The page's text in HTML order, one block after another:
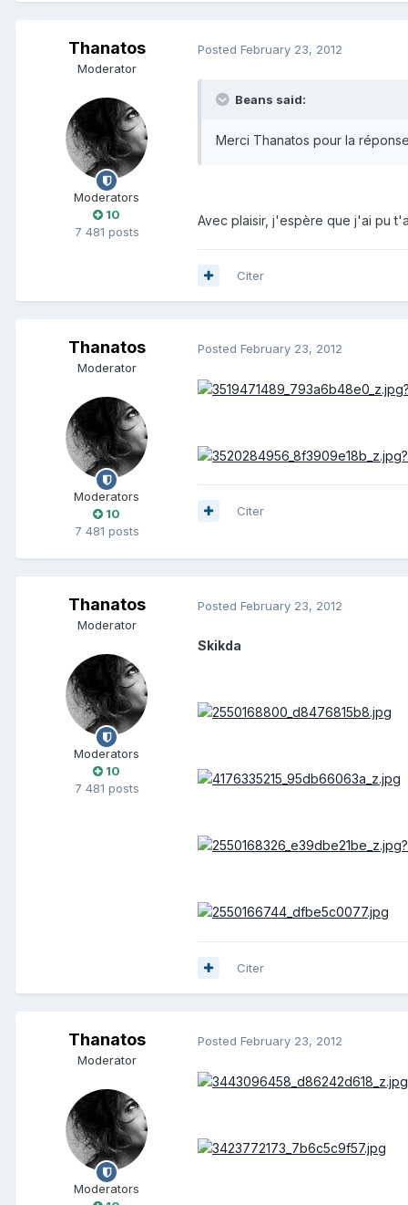
Thanatos
Moderator
Moderators
10
7 481 posts
Posted February 23, 2012
Beans said:
Merci Thanatos pour la
Avec plaisir, j'espère que j'ai pu
Citer
Thanatos
Moderator
Moderators
10
7 481 posts
Posted February 23, 2012
Citer
Thanatos
Moderator
Moderators
10
7 481 posts
Posted February 23, 2012
Skikda
Citer
Thanatos
Moderator
Moderators
Posted February 23, 2012